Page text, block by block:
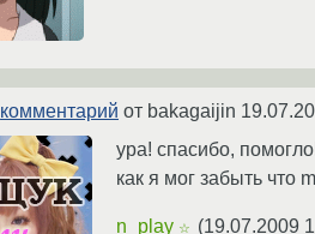
комментарий от bakagaijin
ура! спасибо,
как я мог забыть что
n_play ☆ (19.07.2009